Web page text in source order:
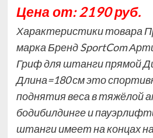
Цена от: 2190 руб.
Характеристики товара
марка Бренд SportCom
Гриф для штанги прямой
Длина=180 см это
поднятия веса в тяжёлой
бодибилдинге и
штанги имеет на концах